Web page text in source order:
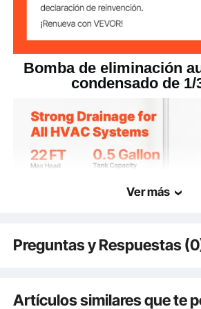
Ruido máximo ≤30 dB
máxima del agua
60 ℃ / 140
Bomba de eliminación
condensado de 1/
Ver más
Preguntas y Respuestas
¿Es duradero el producto? ...
Artículos similares que te